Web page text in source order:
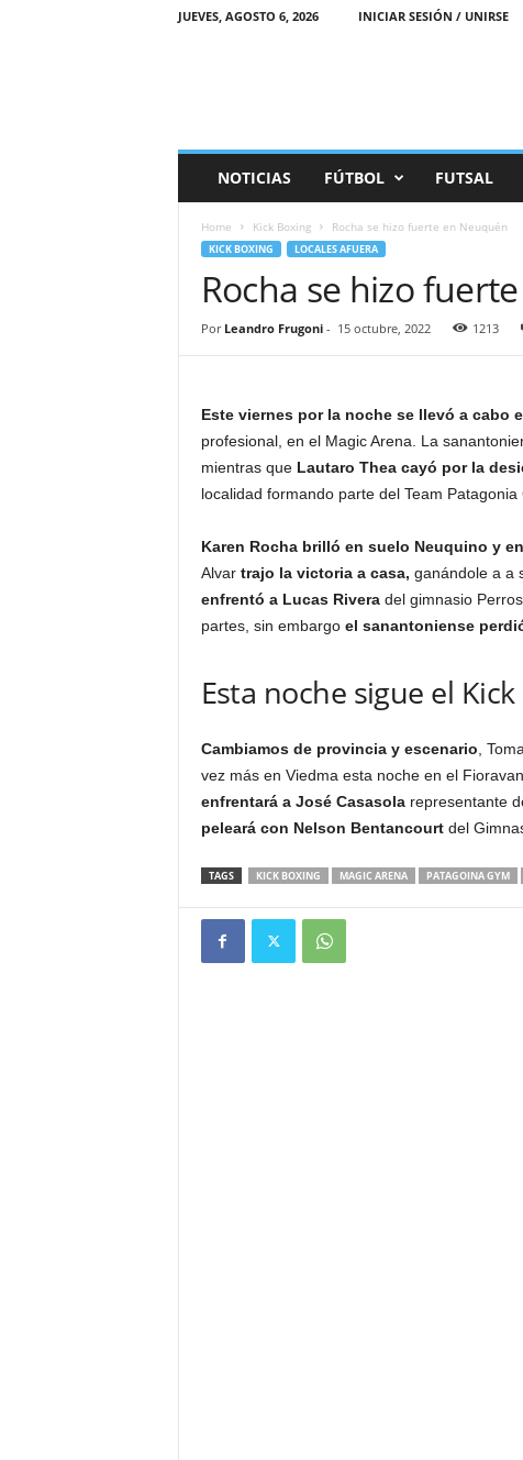
JUEVES, AGOSTO 6, 2026 INICIAR SESIÓN / UNIRSE
r
NOTICIAS FÚTBOL FUTSAL
Home Kick Boxing Rocha se hizo fuerte en Neuquén
KICK BOXING LOCALES AFUERA
Rocha se hizo
Por Leandro Frugoni- 15 octubre, 2022 1213
Este viernes por la noche se llevó a cabo
profesional, en el Magic Arena. La
mientras que Lautaro Thea cayó por la
localidad formando parte del Team Patagonia
Karen Rocha brilló en suelo Neuquino y
Alvar trajo la victoria a casa, ganándole a a
enfrentó a Lucas Riveradel gimnasio
partes, sin embargo el sanantoniense
Esta noche sigue el
Cambiamos de provincia y escenario ,
vez más en Viedma esta noche en el
enfrentará a José Casasolarepresentante
peleará con Nelson Bentancourtdel
TAGS KICK BOXING MAGIC ARENA PATAGOINA GYM